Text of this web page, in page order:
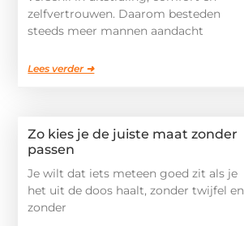
zelfvertrouwen. Daarom besteden
steeds meer mannen aandacht
Lees verder ➜
Zo kies je de juiste maat zonder
passen
Je wilt dat iets meteen goed zit als je
het uit de doos haalt, zonder twijfel en
zonder